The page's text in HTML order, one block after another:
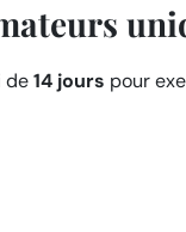
de14 jours pour